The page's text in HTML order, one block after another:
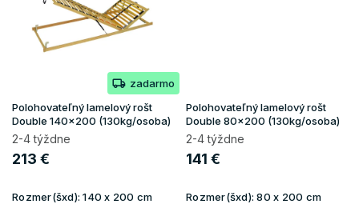
zadarmo
Polohovateľný lamelový rošt
Double 140x200 (130kg/osoba)
2-4 týždne
213 €
Rozmer(šxd):140 x 200 cm
Polohovateľný lamelový rošt
Double 80x200 (130kg/osoba)
2-4 týždne
141 €
Rozmer(šxd):80 x 200 cm